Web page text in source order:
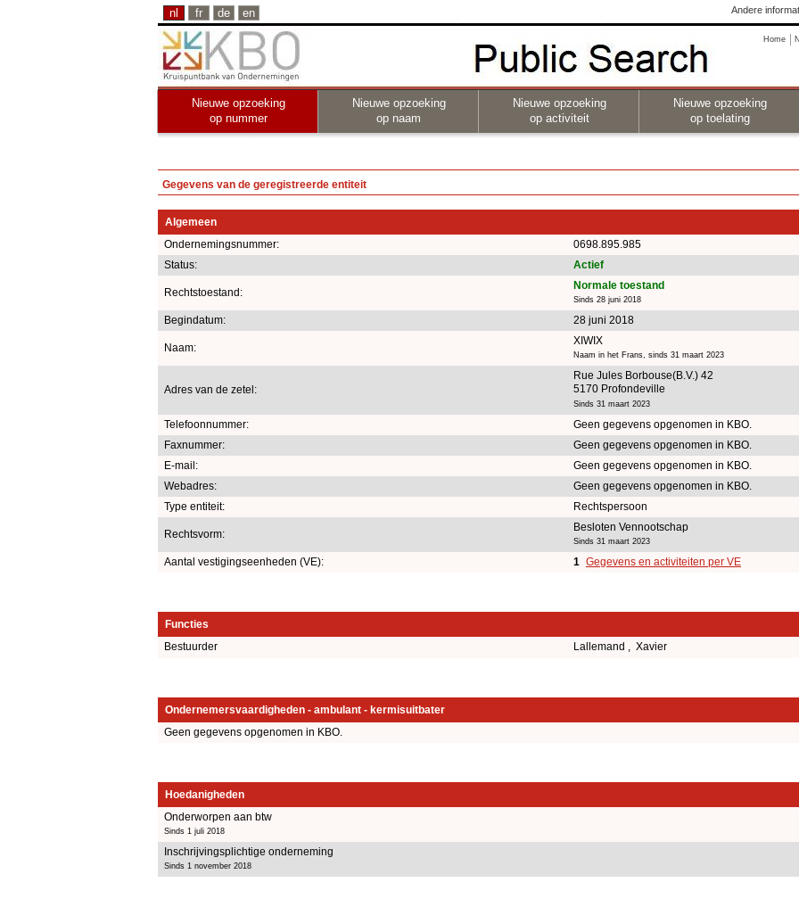
nl fr de en Andere
Home
Nieuwe opzoeking
op nummer
Nieuwe opzoeking
op naam
Nieuwe opzoeking
op activiteit
Nieuwe opzoeking
op toelating
Gegevens van de geregistreerde entiteit
Algemeen
Ondernemingsnummer:
0698.895.985
Status:
Actief
Rechtstoestand:
Normale toestand
Sinds 28 juni 2018
Begindatum: 28 juni 2018
Naam:
XIWIX
Naam in het Frans, sinds 31 maart 2023
Adres van de zetel:
Rue Jules Borbouse(B.V.) 42
5170 Profondeville
Sinds 31 maart 2023
Telefoonnummer:
Geen gegevens opgenomen in KBO.
Faxnummer:
Geen gegevens opgenomen in KBO.
E-mail:
Geen gegevens opgenomen in KBO.
Webadres:
Geen gegevens opgenomen in KBO.
Type entiteit:
Rechtspersoon
Rechtsvorm:
Besloten Vennootschap
Sinds 31 maart 2023
Aantal vestigingseenheden (VE): 1 Gegevens en activiteiten per VE
Functies
Bestuurder
Lallemand , Xavier
Ondernemersvaardigheden - ambulant - kermisuitbater
Geen gegevens opgenomen in KBO.
Hoedanigheden
Onderworpen aan btw
Sinds 1 juli 2018
Inschrijvingsplichtige onderneming
Sinds 1 november 2018